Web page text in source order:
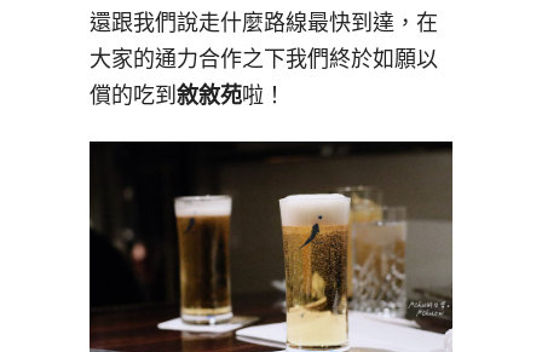
還跟我們說走什麼路線最快到達，在
大家的通力合作之下我們終於如願以
償的吃到 敘敘苑啦！